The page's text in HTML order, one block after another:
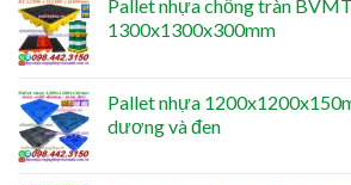
Pallet nhựa chống tràn
1300x1300x300mm
Pallet nhựa
dương và đen